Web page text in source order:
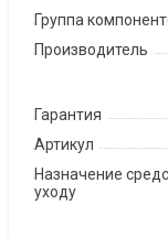
Группа
Производитель
Гарантия
Артикул
Назначение
уходу